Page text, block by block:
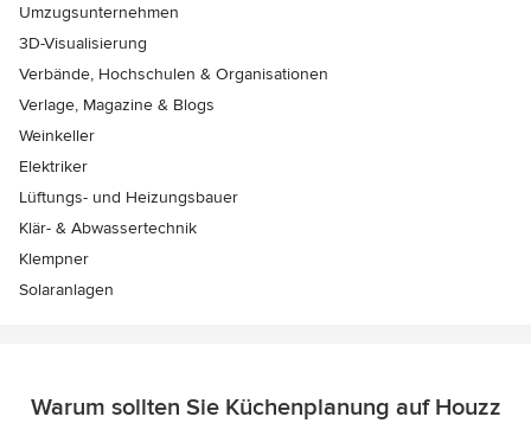
Umzugsunternehmen
3D-Visualisierung
Verbände, Hochschulen & Organisationen
Verlage, Magazine & Blogs
Weinkeller
Elektriker
Lüftungs- und Heizungsbauer
Klär- & Abwassertechnik
Klempner
Solaranlagen
Warum sollten Sie Küchenplanung auf Houzz